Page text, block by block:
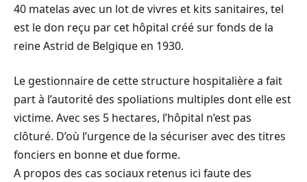
40 matelas avec un lot de vivres et kits sanitaires, tel
est le don reçu par cet hôpital créé sur fonds de la
reine Astrid de Belgique en 1930.
Le gestionnaire de cette structure hospitalière a fait
part à l’autorité des spoliations multiples dont elle est
victime. Avec ses 5 hectares, l’hôpital n’est pas
clôturé. D’où l’urgence de la sécuriser avec des titres
fonciers en bonne et due forme.
A propos des cas sociaux retenus ici faute des